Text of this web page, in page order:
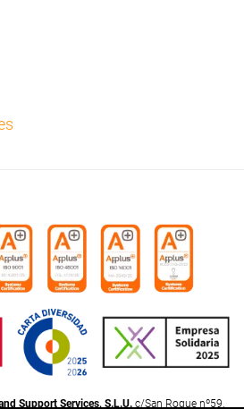
Support Services, S.L.U.c/San Roque nº59,